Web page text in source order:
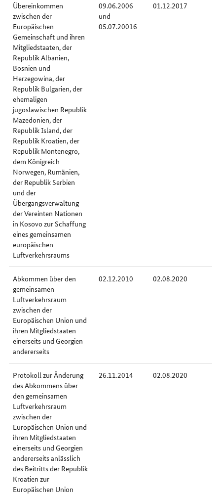
Übereinkommen
zwischen der
Europäischen
Gemeinschaft und ihren
Mitgliedstaaten, der
Republik Albanien,
Bosnien und
Herzegowina, der
Republik Bulgarien, der
ehemaligen
jugoslawischen Republik
Mazedonien, der
Republik Island, der
Republik Kroatien, der
Republik Montenegro,
dem Königreich
Norwegen, Rumänien,
der Republik Serbien
und der
Übergangsverwaltung
der Vereinten Nationen
in Kosovo zur Schaffung
eines gemeinsamen
europäischen
Luftverkehrsraums
09.06.2006
und
05.07.20016
01.12.2017
Abkommen über den
gemeinsamen
Luftverkehrsraum
zwischen der
Europäischen Union und
ihren Mitgliedstaaten
einerseits und Georgien
andererseits
02.12.2010 02.08.2020
Protokoll zur Änderung
des Abkommens über
den gemeinsamen
Luftverkehrsraum
zwischen der
Europäischen Union und
ihren Mitgliedstaaten
einerseits und Georgien
andererseits anlässlich
des Beitritts der Republik
Kroatien zur
Europäischen Union
26.11.2014 02.08.2020